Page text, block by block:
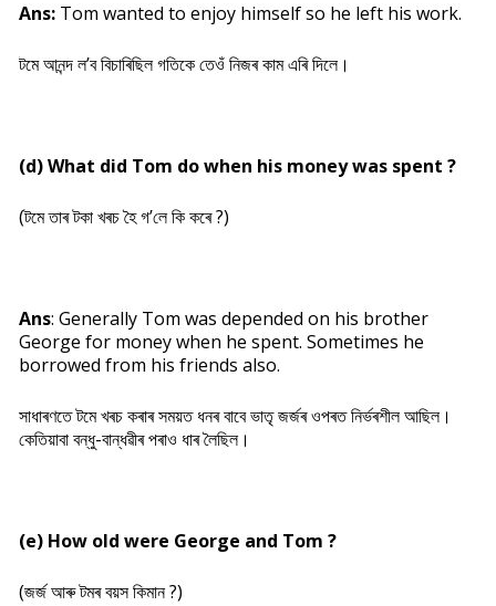
Ans: Tom wanted to enjoy himself so he left his work.
টমে আনন্দ ল’ব বিচাৰিছিল গতিকে তেওঁ নিজৰ কাম এৰি দিলে।
(d) What did Tom do when his money was spent ?
(টমে তাৰ টকা খৰচ হৈ গ’লে কি কৰে ?)
Ans: Generally Tom was depended on his brother
George for money when he spent. Sometimes he
borrowed from his friends also.
সাধাৰণতে টমে খৰচ কৰাৰ সময়ত ধনৰ বাবে ভাতৃ জৰ্জৰ ওপৰত নিৰ্ভৰশীল আছিল।
কেতিয়াবা বন্ধু-বান্ধৱীৰ পৰাও ধাৰ লৈছিল।
(e) How old were George and Tom ?
(জৰ্জ আৰু টমৰ বয়স কিমান ?)